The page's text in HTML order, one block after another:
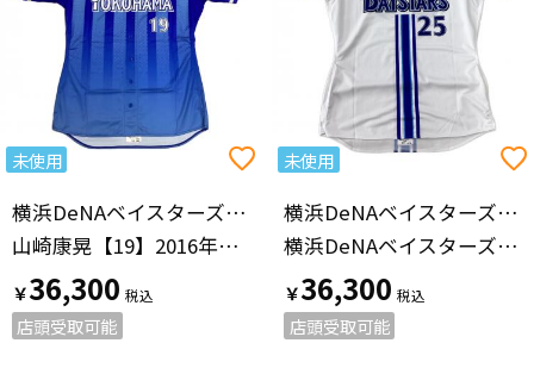
未使用
横浜DeNAベイスターズ（ヨコハマディーエヌエーベイスターズ）
山崎康晃【19】2016年ビジター
￥36,300
店頭受取可能
未使用
横浜DeNAベイスターズ（ヨコハマディーエヌエーベイスターズ）
横浜DeNAベイスターズ 【25】筒香 嘉智 プロ仕様モデル 2024ホーム
￥36,300
店頭受取可能